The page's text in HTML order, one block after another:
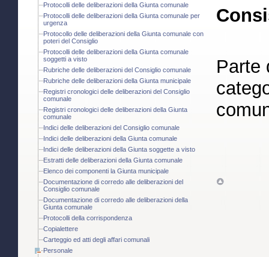
Protocolli delle deliberazioni della Giunta comunale
Protocolli delle deliberazioni della Giunta comunale per
urgenza
Protocollo delle deliberazioni della Giunta comunale con
poteri del Consiglio
Protocolli delle deliberazioni della Giunta comunale
soggetti a visto
Rubriche delle deliberazioni del Consiglio comunale
Rubriche delle deliberazioni della Giunta municipale
Registri cronologici delle deliberazioni del Consiglio
comunale
Registri cronologici delle deliberazioni della Giunta
comunale
Indici delle deliberazioni del Consiglio comunale
Indici delle deliberazioni della Giunta comunale
Indici delle deliberazioni della Giunta soggette a visto
Estratti delle deliberazioni della Giunta comunale
Elenco dei componenti la Giunta municipale
Documentazione di corredo alle deliberazioni del
Consiglio comunale
Documentazione di corredo alle deliberazioni della
Giunta comunale
Protocolli della corrispondenza
Copialettere
Carteggio ed atti degli affari comunali
Personale
Parte